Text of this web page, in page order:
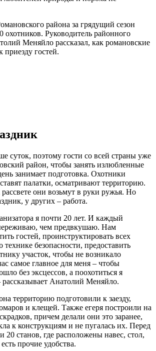
района за грядущий сезон
охотников. Руководитель районного
Меняйло рассказал, как романовские
приезду гостей.
суток, поэтому гости со всей страны уже
район, чтобы занять излюбленные
занимает подготовка. Охотники
палатки, осматривают территорию.
рассвете они возьмут в руки ружья. Но
у других – работа.
я почти 20 лет. И каждый
чем предвкушаю. Нам
гостей, проинструктировать всех
безопасности, предоставить
участок, чтобы не возникало
самое главное для меня – чтобы
без эксцессов, а поохотиться я
Анатолий Меняйло.
территорию подготовили к заезду,
и клещей. Также егеря построили на
причем делали они это заранее,
к конструкциям и не пугалась их. Перед
20 станов, где расположены навес, стол,
прочие удобства.